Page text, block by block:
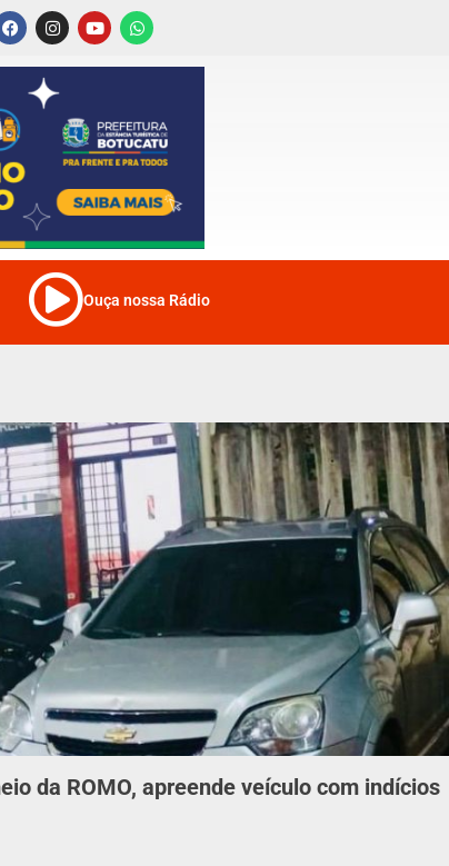
Ouça nossa Rádio
da ROMO, apreende veículo com indícios